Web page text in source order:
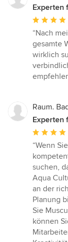
Experten
5
von
5
Sternen
“Nach
gesamte
wirklich
Raum.
Experten
5
von
5
Sternen
“Wenn
suchen,
Aqua
an der
Planung
Sie
können